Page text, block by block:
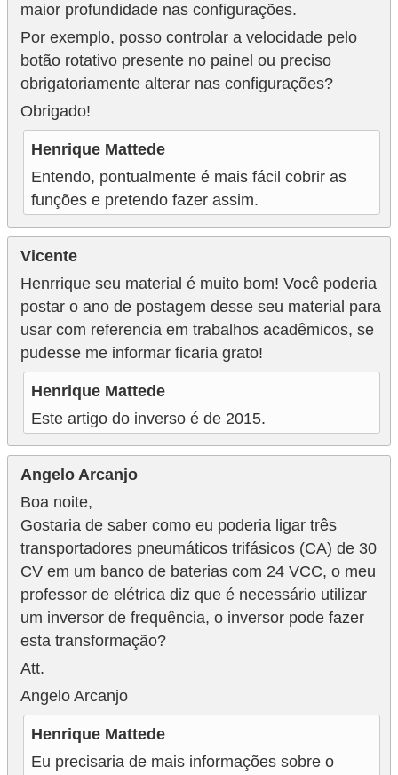
maior profundidade nas configurações.
Por exemplo, posso controlar a velocidade pelo
botão rotativo presente no painel ou preciso
obrigatoriamente alterar nas configurações?
Obrigado!
Henrique Mattede
Entendo, pontualmente é mais fácil cobrir as
funções e pretendo fazer assim.
Vicente
Henrrique seu material é muito bom! Você poderia
postar o ano de postagem desse seu material para
usar com referencia em trabalhos acadêmicos, se
pudesse me informar ficaria grato!
Henrique Mattede
Este artigo do inverso é de 2015.
Angelo Arcanjo
Boa noite,
Gostaria de saber como eu poderia ligar três
transportadores pneumáticos trifásicos (CA) de 30
CV em um banco de baterias com 24 VCC, o meu
professor de elétrica diz que é necessário utilizar
um inversor de frequência, o inversor pode fazer
esta transformação?
Att.
Angelo Arcanjo
Henrique Mattede
Eu precisaria de mais informações sobre o